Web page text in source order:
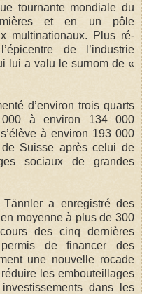
tournante mondiale du
et en un pôle
multinationaux. Plus ré­
de l’industrie
lui a valu le sur­nom de «
d’environ trois quarts
à environ 134 000
à environ 193 000
Suisse après celui de
sociaux de grandes
a enregistré des
moyenne à plus de 300
des cinq dernières
de financer des
une nouvelle rocade
les embouteillages
dans les